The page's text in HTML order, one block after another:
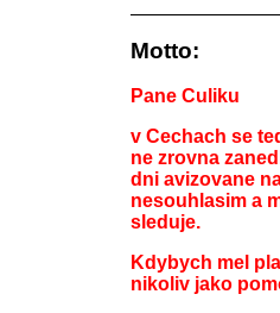
Motto:
Pane Culiku
v Cechach se
ne zrovna
dni avizovane
nesouhlasim a
sleduje.
Kdybych mel
nikoliv jako